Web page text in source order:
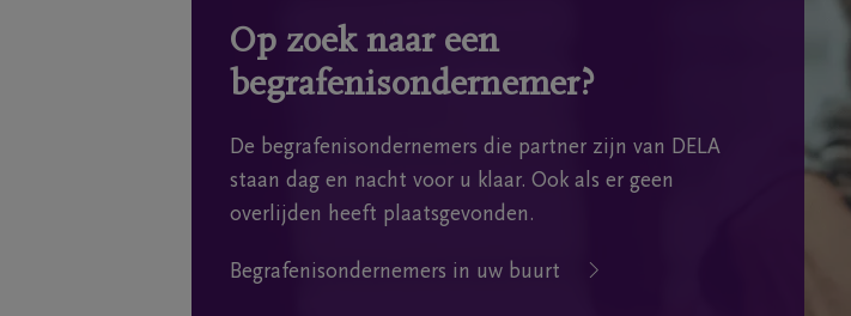
Op zoek naar een
begrafenisondernemer?
De begrafenisondernemers die partner zijn van DELA
staan dag en nacht voor u klaar. Ook als er geen
overlijden heeft plaatsgevonden.
Begrafenisondernemers in uw buurt